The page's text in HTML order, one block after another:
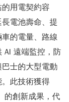
用電契約容
電池壽命、提
的電量、路線
AI 遠端監控，防
士的大型電動
此技術獲得
的創新成果，代